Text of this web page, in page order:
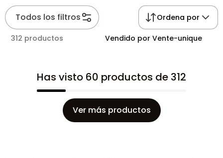
Todos los filtros Ordena por
312 productos Vendido por Vente-unique
Has visto 60 productos de 312
Ver más productos